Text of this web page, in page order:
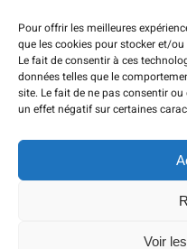
Pour offrir les meilleures
que les cookies pour stocker et/
Le fait de consentir à ces
données telles que le
site. Le fait de ne pas consentir
un effet négatif sur certaines
Voir
Mentions légales
RGPD